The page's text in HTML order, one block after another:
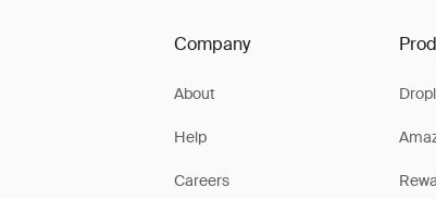
Company
About
Help
Careers